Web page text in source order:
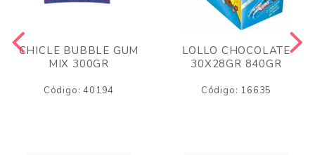
CHICLE BUBBLE GUM
MIX 300GR
Código: 40194
LOLLO CHOCOLATE
30X28GR 840GR
Código: 16635